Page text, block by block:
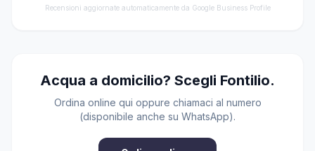
Recensioni aggiornate automaticamente da Google Business Profile
Acqua a domicilio? Scegli Fontilio.
Ordina online qui oppure chiamaci al numero
(disponibile anche su WhatsApp).